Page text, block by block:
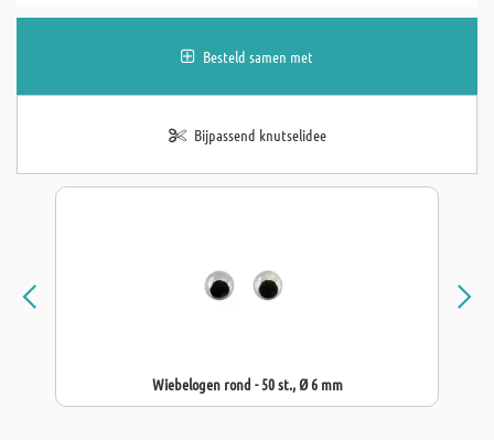
Besteld samen met
Bijpassend knutselidee
Wiebelogen rond - 50 st., Ø 6 mm